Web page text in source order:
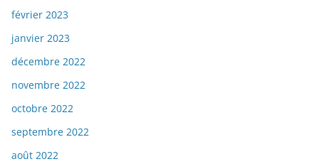
février 2023
janvier 2023
décembre 2022
novembre 2022
octobre 2022
septembre 2022
août 2022